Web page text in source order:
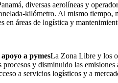
diversas aerolíneas y
kilómetro. Al mismo tiempo,
áreas de logística y
a pymesLa Zona Libre y los
y disminuido las
a servicios logísticos y a